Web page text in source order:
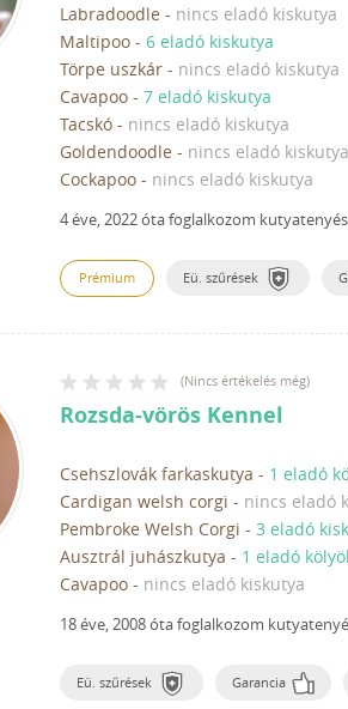
Labradoodle - nincs eladó kiskutya
Maltipoo - 6 eladó kiskutya
Törpe uszkár - nincs eladó kiskutya
Cavapoo - 7 eladó kiskutya
Tacskó - nincs eladó kiskutya
Goldendoodle - nincs eladó kiskutya
Cockapoo - nincs eladó kiskutya
4 éve, 2022 óta foglalkozom
Prémium Eü. szűrések
(Nincs értékelés még)
Rozsda-vörös Kennel
Csehszlovák farkaskutya - 1 eladó
Cardigan welsh corgi - nincs eladó
Pembroke Welsh Corgi - 3 eladó
Ausztrál juhászkutya - 1 eladó
Cavapoo - nincs eladó kiskutya
18 éve, 2008 óta foglalkozom
Eü. szűrések Garancia